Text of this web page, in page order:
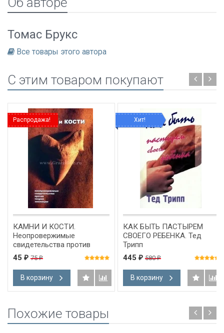
Томас Брукс
Все товары этого автора
C этим товаром покупают
Распродажа!
КАМНИ И КОСТИ.
Неопровержимые
свидетельства против
эволюции. Карл Виланд
45 ₽ 75₽
В корзину
Хит!
КАК БЫТЬ ПАСТЫРЕМ
СВОЕГО РЕБЕНКА. Тед
Трипп
445 ₽ 580₽
В корзину
Похожие товары